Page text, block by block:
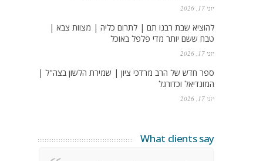
יוני 17, 2026
להוציא שבת רבנו תם | לתרום כליה | מצוות צבא |
טבח ששם יותר מדי פלפל באוכל
יוני 17, 2026
ספר חדש של הרב מרדכי ציון | שמירת הלשון בצה"ל |
המונדיאל וכדורגל
יוני 17, 2026
What clients say